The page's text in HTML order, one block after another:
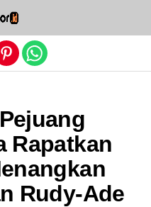
Rapatkan
Rudy-Ade